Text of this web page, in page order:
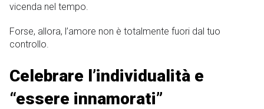
vicenda nel tempo.
Forse, allora, l’amore non è totalmente fuori dal tuo
controllo.
Celebrare l’individualità e
“essere innamorati”